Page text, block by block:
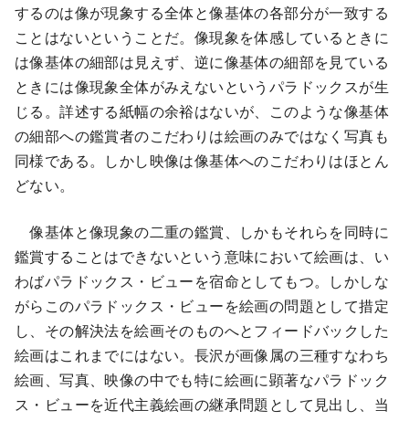
するのは像が現象する全体と像基体の各部分が一致する
ことはないということだ。像現象を体感しているときに
は像基体の細部は見えず、逆に像基体の細部を見ている
ときには像現象全体がみえないというパラドックスが生
じる。詳述する紙幅の余裕はないが、このような像基体
の細部への鑑賞者のこだわりは絵画のみではなく写真も
同様である。しかし映像は像基体へのこだわりはほとん
どない。
像基体と像現象の二重の鑑賞、しかもそれらを同時に
鑑賞することはできないという意味において絵画は、い
わばパラドックス・ビューを宿命としてもつ。しかしな
がらこのパラドックス・ビューを絵画の問題として措定
し、その解決法を絵画そのものへとフィードバックした
絵画はこれまでにはない。長沢が画像属の三種すなわち
絵画、写真、映像の中でも特に絵画に顕著なパラドック
ス・ビューを近代主義絵画の継承問題として見出し、当